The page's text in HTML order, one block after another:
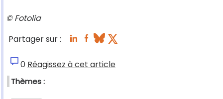
© Fotolia
Partager sur :
0 Réagissez à cet article
Thèmes :